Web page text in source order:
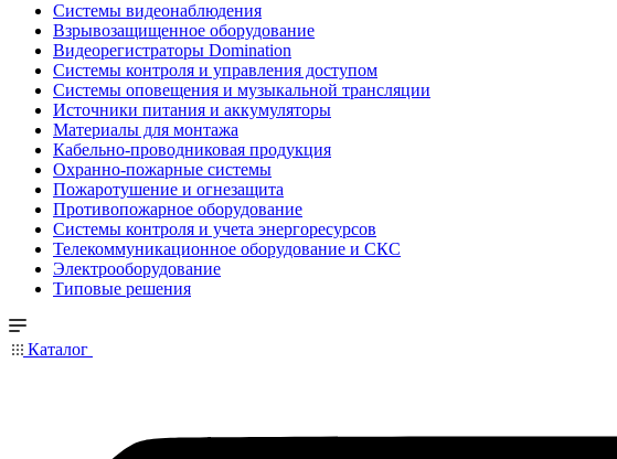
Системы видеонаблюдения
Взрывозащищенное оборудование
Видеорегистраторы Domination
Системы контроля и управления доступом
Системы оповещения и музыкальной трансляции
Источники питания и аккумуляторы
Материалы для монтажа
Кабельно-проводниковая продукция
Охранно-пожарные системы
Пожаротушение и огнезащита
Противопожарное оборудование
Системы контроля и учета энергоресурсов
Телекоммуникационное оборудование и СКС
Электрооборудование
Типовые решения
Каталог